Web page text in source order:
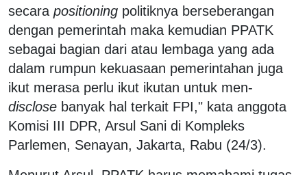
secara positioning politiknya berseberangan
dengan pemerintah maka kemudian PPATK
sebagai bagian dari atau lembaga yang ada
dalam rumpun kekuasaan pemerintahan juga
ikut merasa perlu ikut ikutan untuk men-
disclose banyak hal terkait FPI," kata anggota
Komisi III DPR, Arsul Sani di Kompleks
Parlemen, Senayan, Jakarta, Rabu (24/3).